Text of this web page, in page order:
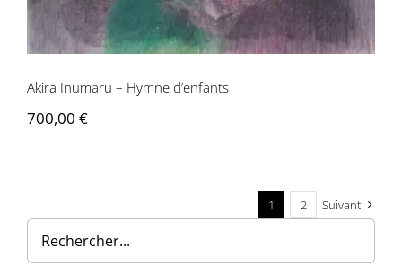
Akira Inumaru – Hymne d’enfants
700,00 €
1 2 Suivant